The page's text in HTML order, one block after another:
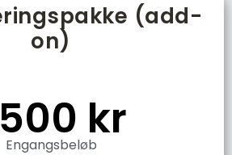
(add-
on)
kr
Engangsbeløb